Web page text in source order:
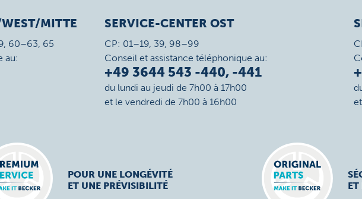
MITTE
60–63, 65
au:
SERVICE-CENTER OST
CP: 01–19, 39, 98–99
Conseil et assistance téléphonique au:
+49 3644 543 -440, -441
du lundi au jeudi de 7h00 à 17h00
et le vendredi de 7h00 à 16h00
POUR UNE LONGÉVITÉ
ET UNE PRÉVISIBILITÉ
ET